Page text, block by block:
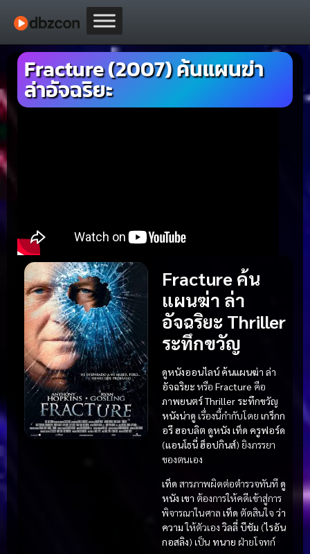
Fracture (2007) ค้นแผนฆ่า
ล่าอัจฉริยะ
Fracture ค้น
แผนฆ่า ล่า
อัจฉริยะ Thriller
ระทึกขวัญ
ดูหนังออนไลน์ ค้นแผนฆ่า ล่า
อัจฉริยะ หรือ Fracture คือ
ภาพยนตร์Thriller ระทึกขวัญ
หนังน่าดู เรื่องนี้กำกับโดย เกร็กก
อรี ฮอบลิต ดูหนัง เท็ด ครูฟอร์ด
(แอนโธนี่ ฮ็อปกินส์) ยิงภรรยา
ของตนเอง
เท็ด สารภาพผิดต่อตำรวจทันที ดู
หนัง เขา ต้องการให้คดีเข้าสู่การ
พิจารณาในศาล เท็ด ตัดสินใจ ว่า
ความให้ตัวเอง วิลลี่ บีชัม (ไรอัน
กอสลิง) เป็น ทนาย ฝ่ายโจทก์